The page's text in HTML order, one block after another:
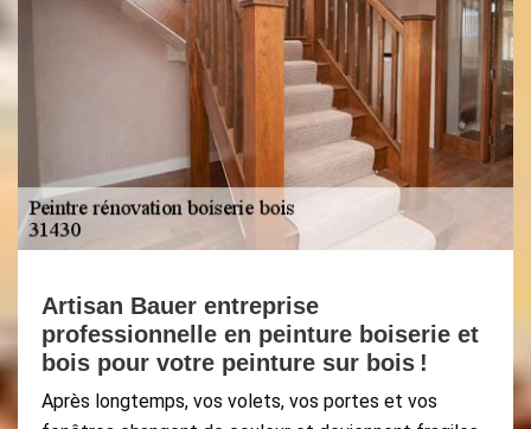
Artisan Bauer entreprise
professionnelle en peinture boiserie et
bois pour votre peinture sur bois !
Après longtemps, vos volets, vos portes et vos